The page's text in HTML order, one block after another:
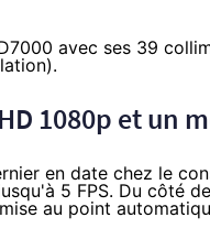
avec ses 39
1080p et un
en date chez le
5 FPS. Du côté
au point